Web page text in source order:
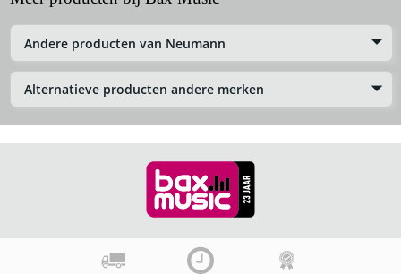
Andere producten van Neumann
Alternatieve producten andere merken